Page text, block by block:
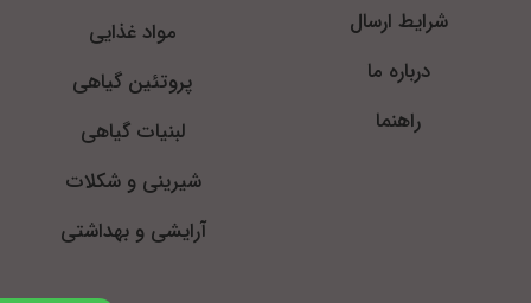
شرایط ارسال
درباره ما
راهنما
مواد غذایی
پروتئین گیاهی
لبنیات گیاهی
شیرینی و شکلات
آرایشی و بهداشتی